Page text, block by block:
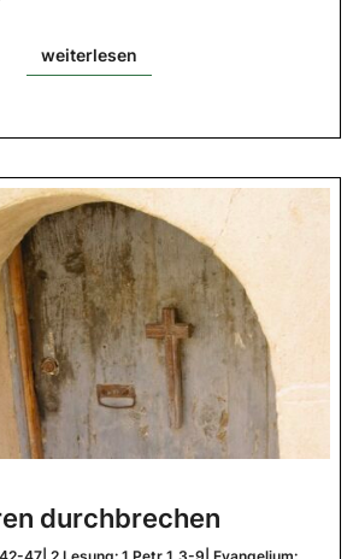
weiterlesen
durchbrechen
durchbrechen